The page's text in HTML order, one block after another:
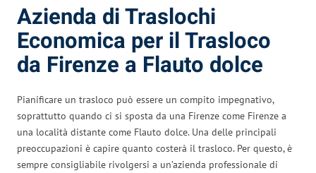
Azienda di Traslochi
Economica per il Trasloco
da Firenze a Flauto dolce
Pianificare un trasloco può essere un compito impegnativo,
soprattutto quando ci si sposta da una Firenze come Firenze a
una località distante come Flauto dolce. Una delle principali
preoccupazioni è capire quanto costerà il trasloco. Per questo, è
sempre consigliabile rivolgersi a un’azienda professionale di